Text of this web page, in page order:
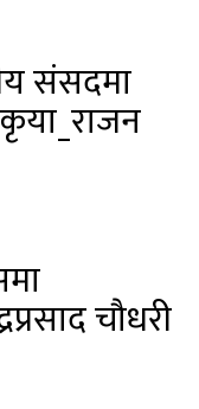
संसदमा
चौधरी